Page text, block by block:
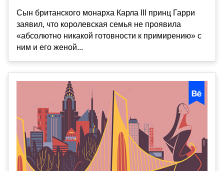
Сын британского монарха Карла III принц Гарри
заявил, что королевская семья не проявила
«абсолютно никакой готовности к примирению» с
ним и его женой...